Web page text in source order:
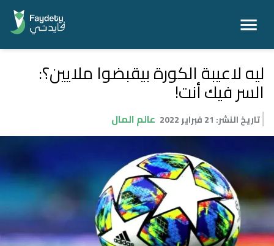
ليه لاعيبة الكورة بيقبضوا ملايين؟:
السر فيك أنت!
تاريخ النشر: 21 فبراير 2022 عالم المال